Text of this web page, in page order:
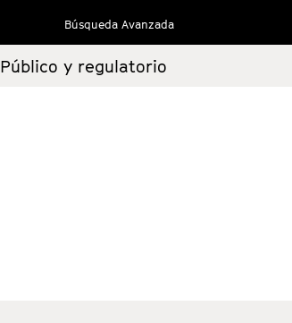
Búsqueda Avanzada
Público y regulatorio